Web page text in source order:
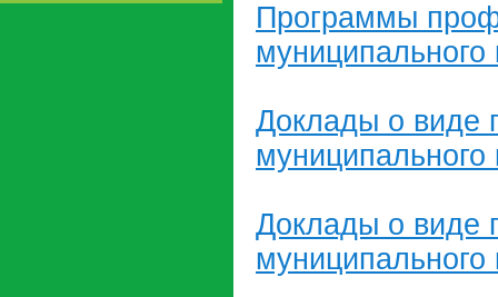
Программы
муниципального
Доклады о виде
муниципального
Доклады о виде
муниципального